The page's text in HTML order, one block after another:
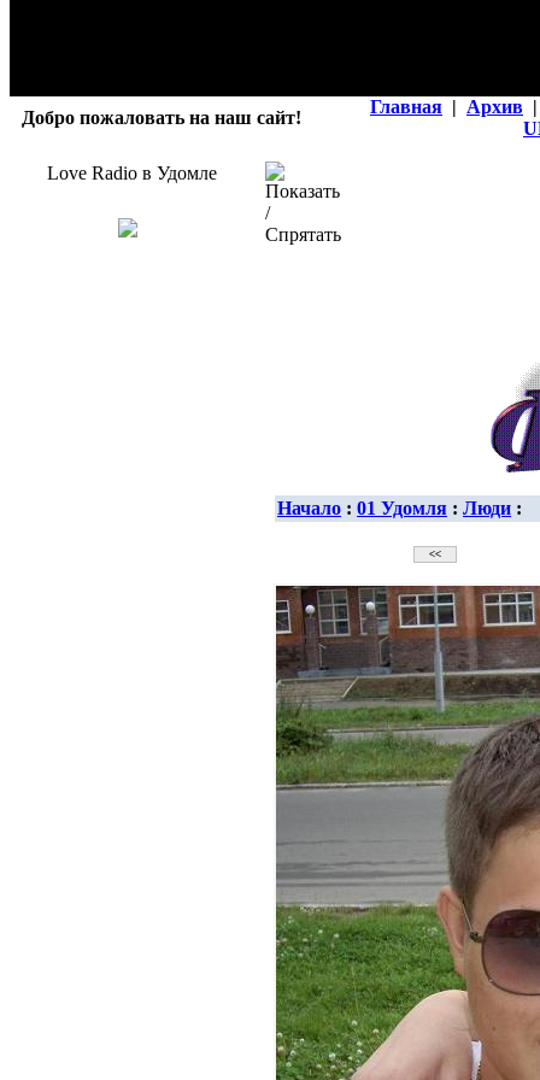
Добро пожаловать на наш сайт!
Главная | Архив |
Love Radio в Удомле
Начало : 01 Удомля : Люди :